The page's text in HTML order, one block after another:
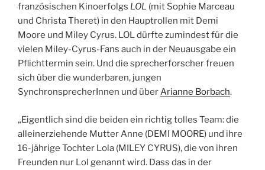
französischen Kinoerfolgs LOL (mit Sophie Marceau
und Christa Theret) in den Hauptrollen mit Demi
Moore und Miley Cyrus. LOL dürfte zumindest für die
vielen Miley-Cyrus-Fans auch in der Neuausgabe ein
Pflichttermin sein. Und die sprecherforscher freuen
sich über die wunderbaren, jungen
SynchronsprecherInnen und überArianne Borbach.
„Eigentlich sind die beiden ein richtig tolles Team: die
alleinerziehende MutterAnne (DEMI MOORE) und ihre
16-jährige Tochter Lola (MILEY CYRUS), die von ihren
Freunden nur Lol genannt wird. Dass das in der